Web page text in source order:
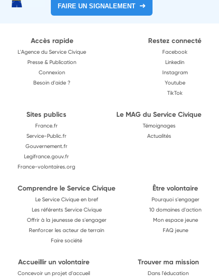
FAIRE UN SIGNALEMENT
Accès rapide
L'Agence du Service Civique
Presse & Publication
Connexion
Besoin d'aide ?
Restez connecté
Facebook
Linkedin
Instagram
Youtube
TikTok
Sites publics
France.fr
Service-Public.fr
Gouvernement.fr
Legifrance.gouv.fr
France-volontaires.org
Le MAG du Service Civique
Témoignages
Actualités
Comprendre le Service Civique
Le Service Civique en bref
Les référents Service Civique
Offrir à la jeunesse de s'engager
Renforcer les acteur de terrain
Faire société
Être volontaire
Pourquoi s'engager
10 domaines d'action
Mon espace jeune
FAQ jeune
Accueillir un volontaire
Concevoir un projet d'accueil
Trouver ma mission
Dans l'éducation